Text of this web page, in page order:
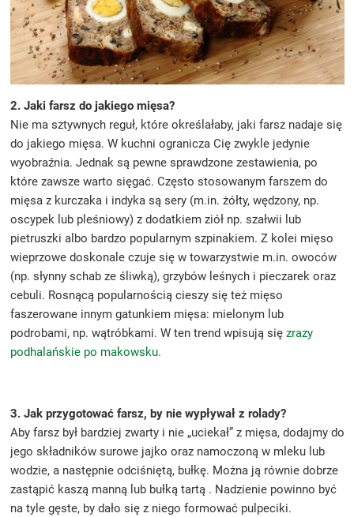
2. Jaki farsz do jakiego mięsa?
Nie ma sztywnych reguł, które określałaby, jaki farsz nadaje się
do jakiego mięsa. W kuchni ogranicza Cię zwykle jedynie
wyobraźnia. Jednak są pewne sprawdzone zestawienia, po
które zawsze warto sięgać. Często stosowanym farszem do
mięsa z kurczaka i indyka są sery (m.in. żółty, wędzony, np.
oscypek lub pleśniowy) z dodatkiem ziół np. szałwii lub
pietruszki albo bardzo popularnym szpinakiem. Z kolei mięso
wieprzowe doskonale czuje się w towarzystwie m.in. owoców
(np. słynny schab ze śliwką), grzybów leśnych i pieczarek oraz
cebuli. Rosnącą popularnością cieszy się też mięso
faszerowane innym gatunkiem mięsa: mielonym lub
podrobami, np. wątróbkami. W ten trend wpisują się zrazy
podhalańskie po makowsku.
3. Jak przygotować farsz, by nie wypływał z rolady?
Aby farsz był bardziej zwarty i nie „uciekał” z mięsa, dodajmy do
jego składników surowe jajko oraz namoczoną w mleku lub
wodzie, a następnie odciśniętą, bułkę. Można ją równie dobrze
zastąpić kaszą manną lub bułką tartą . Nadzienie powinno być
na tyle gęste, by dało się z niego formować pulpeciki.